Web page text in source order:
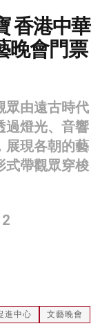
香港中華
晚會門票
眾由遠古時代
過燈光、音響
展現各朝的藝
式帶觀眾穿梭
進中心
文藝晚會